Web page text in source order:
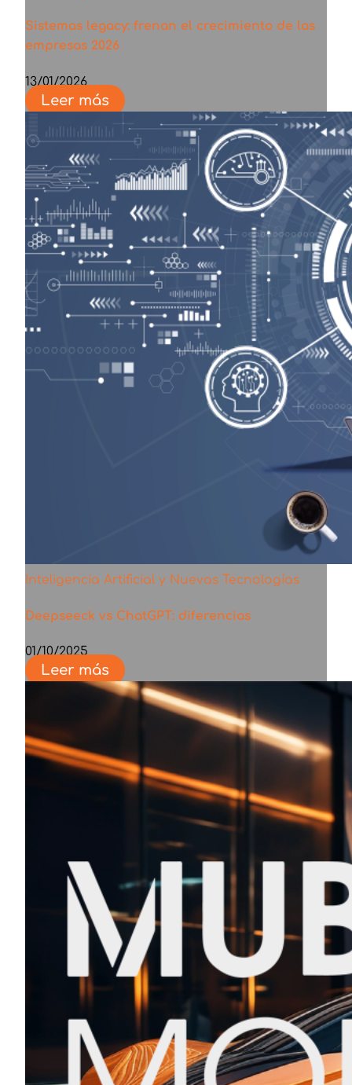
Sistemas legacy: frenan el crecimiento de las
empresas 2026
13/01/2026
Leer más
Inteligencia Artificial y Nuevas Tecnologías
Deepseeck vs ChatGPT: diferencias
01/10/2025
Leer más